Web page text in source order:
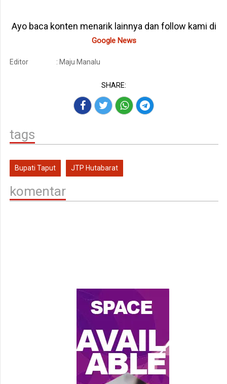
Ayo baca konten menarik lainnya dan follow kami di
Google News
Editor : Maju Manalu
SHARE:
tags
Bupati Taput JTP Hutabarat
komentar